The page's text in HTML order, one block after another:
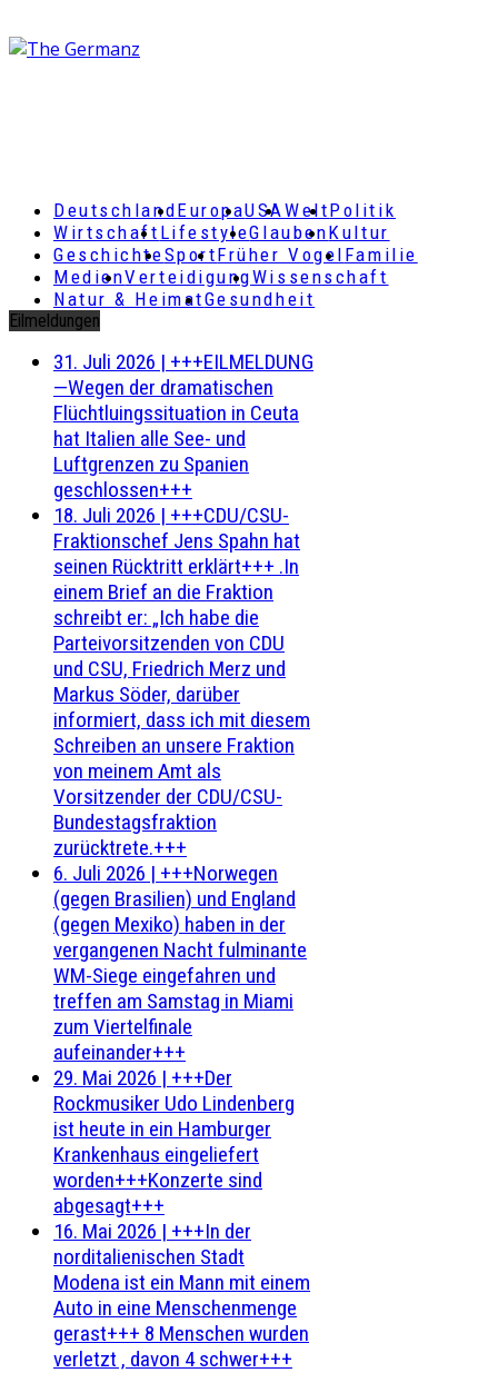
DeutschlandEuropaUSAWeltPolitik
Wirtschaft LifestyleGlaubenKultur
GeschichteSportFrüher Vogel Familie
MedienVerteidigungWissenschaft
Natur & HeimatGesundheit
Eilmeldungen
31. Juli 2026 | +++EILMELDUNG
—Wegen der dramatischen
Flüchtluingssituation in Ceuta
hat Italien alle See- und
Luftgrenzen zu Spanien
geschlossen+++
18. Juli 2026 | +++CDU/CSU-
Fraktionschef Jens Spahn hat
seinen Rücktritt erklärt+++ .In
einem Brief an die Fraktion
schreibt er: „Ich habe die
Parteivorsitzenden von CDU
und CSU, Friedrich Merz und
Markus Söder, darüber
informiert, dass ich mit diesem
Schreiben an unsere Fraktion
von meinem Amt als
Vorsitzender der CDU/CSU-
Bundestagsfraktion
zurücktrete.+++
6. Juli 2026 | +++Norwegen
(gegen Brasilien) und England
(gegen Mexiko) haben in der
vergangenen Nacht fulminante
WM-Siege eingefahren und
treffen am Samstag in Miami
zum Viertelfinale
aufeinander+++
29. Mai 2026 | +++Der
Rockmusiker Udo Lindenberg
ist heute in ein Hamburger
Krankenhaus eingeliefert
worden+++Konzerte sind
abgesagt+++
16. Mai 2026 | +++In der
norditalienischen Stadt
Modena ist ein Mann mit einem
Auto in eine Menschenmenge
gerast+++ 8 Menschen wurden
verletzt , davon 4 schwer+++